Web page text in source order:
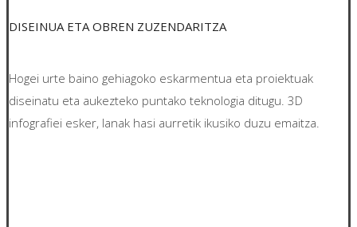
DISEINUA ETA OBREN ZUZENDARITZA
Hogei urte baino gehiagoko eskarmentua eta proiektuak
diseinatu eta aukezteko puntako teknologia ditugu. 3D
infografiei esker, lanak hasi aurretik ikusiko duzu emaitza.